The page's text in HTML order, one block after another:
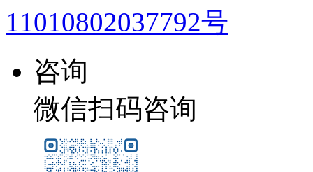
11010802037792号
咨询
微信扫码咨询